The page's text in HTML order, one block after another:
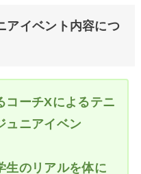
アイベント内容につ
コーチXによるテニ
ュニアイベン
生のリアルを体に